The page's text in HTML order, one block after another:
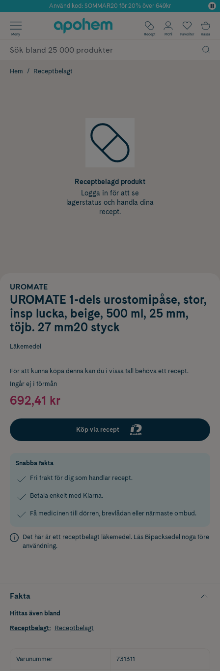
Årets Butik 2025 inom Skönhet
Använd kod: SOMMAR20 för 20% över 649kr
✓ Fri frakt
✓ Poäng på alla köp*
Meny Recept Profil Favoriter Kassa
Hem Receptbelagt
Receptbelagd produkt
Logga in för att se
lagerstatus och handla dina
recept.
UROMATE
UROMATE 1-dels urostomipåse, stor,
insp lucka, beige, 500 ml, 25 mm,
töjb. 27 mm20 styck
Läkemedel
För att kunna köpa denna kan du i vissa fall behöva ett recept.
Ingår ej i förmån
692,41 kr
Köp via recept
Snabba fakta
Fri frakt för dig som handlar recept.
Betala enkelt med Klarna.
Få medicinen till dörren, brevlådan eller närmaste ombud.
Det här är ett receptbelagt läkemedel. Läs Bipacksedel noga före
användning.
Fakta
Hittas även bland
Receptbelagt: Receptbelagt
Varunummer 731311